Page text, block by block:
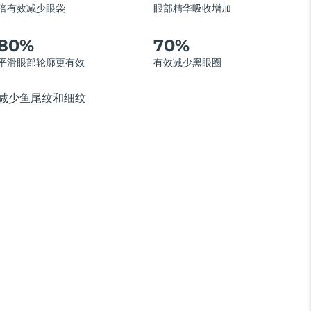
有效减少眼袋 眼部精华吸收增加
滑眼部轮廓更有效
70%
有效减少黑眼圈
少鱼尾纹和细纹